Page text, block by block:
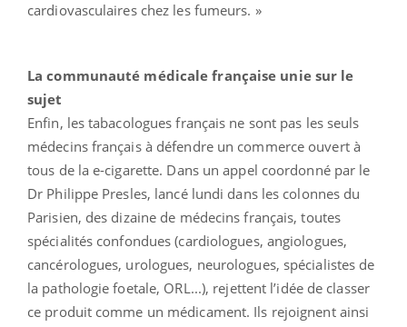
cardiovasculaires chez les fumeurs. »
La communauté médicale française unie sur le
sujet
Enfin, les tabacologues français ne sont pas les seuls
médecins français à défendre un commerce ouvert à
tous de la e-cigarette. Dans un appel coordonné par le
Dr Philippe Presles, lancé lundi dans les colonnes du
Parisien, des dizaine de médecins français, toutes
spécialités confondues (cardiologues, angiologues,
cancérologues, urologues, neurologues, spécialistes de
la pathologie foetale, ORL...), rejettent l’idée de classer
ce produit comme un médicament. Ils rejoignent ainsi